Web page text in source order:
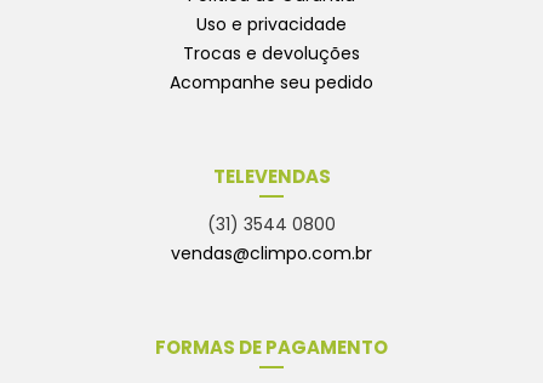
Uso e privacidade
Trocas e devoluções
Acompanhe seu pedido
TELEVENDAS
(31) 3544 0800
vendas@climpo.com.br
FORMAS DE PAGAMENTO